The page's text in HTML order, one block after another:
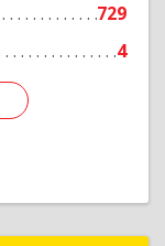
729
4